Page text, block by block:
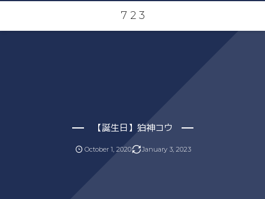
7 2 3
【誕生日】狛神コウ
October 1, 2020 January 3,2023